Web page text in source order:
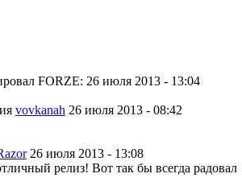
FORZE: 26 июля 2013 - 13:04
vovkanah 26 июля 2013 - 08:42
26 июля 2013 - 13:08
релиз! Вот так бы всегда радовал